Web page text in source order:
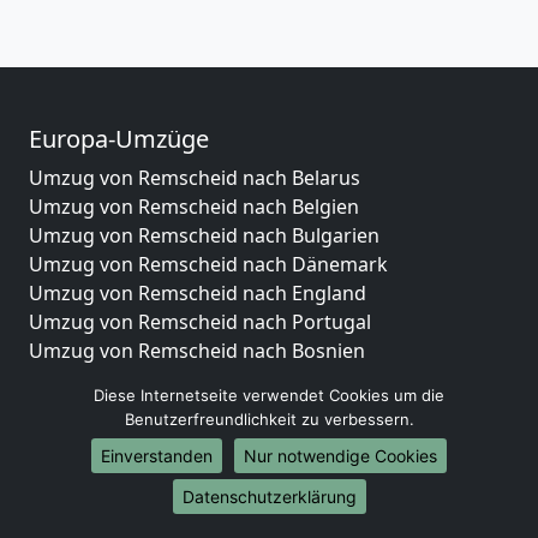
Europa-Umzüge
Umzug von Remscheid nach Belarus
Umzug von Remscheid nach Belgien
Umzug von Remscheid nach Bulgarien
Umzug von Remscheid nach Dänemark
Umzug von Remscheid nach England
Umzug von Remscheid nach Portugal
Umzug von Remscheid nach Bosnien
Umzug von Remscheid nach Irland
Umzug von Remscheid nach Lettland
Umzug von Remscheid nach Zypern
Umzug von Remscheid nach Kroatien
Umzug von Remscheid nach Estland
Diese Internetseite verwendet Cookies um die
Benutzerfreundlichkeit zu verbessern.
Einverstanden
Nur notwendige Cookies
Datenschutzerklärung